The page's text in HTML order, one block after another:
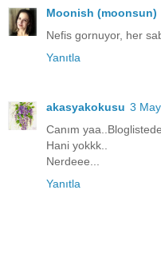
Moonish (moonsun)
Nefis gornuyor, her
Yanıtla
akasyakokusu 3
Canım
Hani yokkk..
Nerdeee...
Yanıtla